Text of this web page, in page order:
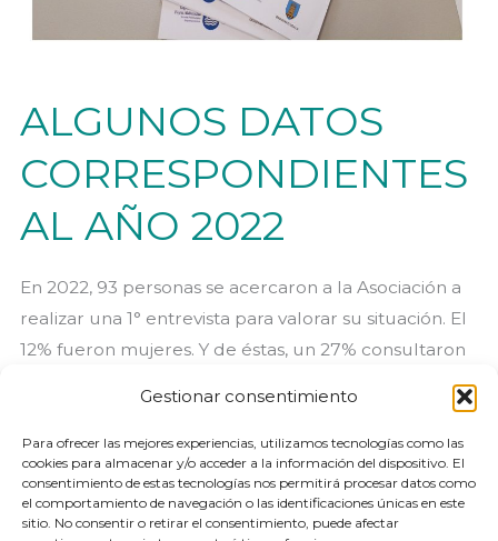
Gestionar consentimiento
Para ofrecer las mejores experiencias, utilizamos tecnologías como las
cookies para almacenar y/o acceder a la información del dispositivo. El
consentimiento de estas tecnologías nos permitirá procesar datos como
el comportamiento de navegación o las identificaciones únicas en este
sitio. No consentir o retirar el consentimiento, puede afectar
ALGUNOS DATOS
CORRESPONDIENTES
AL AÑO 2022
En 2022, 93 personas se acercaron a la Asociación a
realizar una 1° entrevista para valorar su situación. El
12% fueron mujeres. Y de éstas, un 27% consultaron
interesaron acerca de cómo ayudar a sus familiares
afectados por una adicción comportamentales. 102
han sido las personas que han
ALGUNOS
Leer más »